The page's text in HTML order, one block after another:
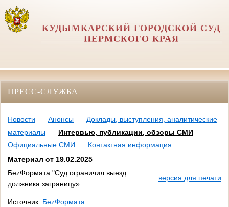
КУДЫМКАРСКИЙ ГОРОДСКОЙ СУД
ПЕРМСКОГО КРАЯ
ПРЕСС-СЛУЖБА
Новости Анонсы
Доклады, выступления, аналитические
материалы
Интервью, публикации, обзоры СМИ
Официальные СМИ
Контактная информация
Материал от 19.02.2025
БеzФормата "Суд ограничил выезд
должника заграницу»
версия для печати
Источник: БеzФормата